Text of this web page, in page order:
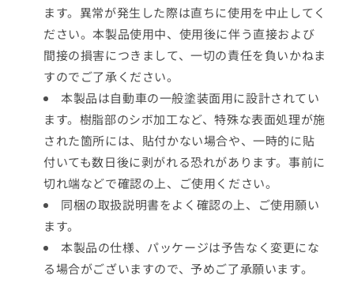
ます。異常が発生した際は直ちに使用を中止してく
ださい。本製品使用中、使用後に伴う直接および
間接の損害につきまして、一切の責任を負いかねま
すのでご了承ください。
本製品は自動車の一般塗装面用に設計されてい
ます。樹脂部のシボ加工など、特殊な表面処理が施
された箇所には、貼付かない場合や、一時的に貼
付いても数日後に剥がれる恐れがあります。事前に
切れ端などで確認の上、ご使用ください。
同梱の取扱説明書をよく確認の上、ご使用願い
ます。
本製品の仕様、パッケージは予告なく変更にな
る場合がございますので、予めご了承願います。